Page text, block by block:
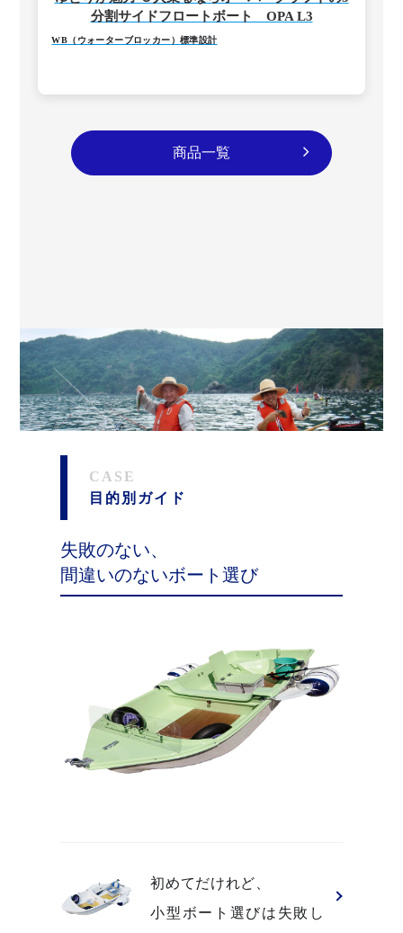
分割サイドフロートボート OPA L3
WB（ウォーターブロッカー）標準設計
商品一覧
CASE
目的別ガイド
失敗のない、
間違いのないボート選び
初めてだけれど、
小型ボート選びは失敗し